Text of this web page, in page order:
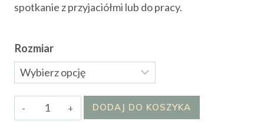
spotkanie z przyjaciółmi lub do pracy.
Rozmiar
ilość
T-
DODAJ DO KOSZYKA